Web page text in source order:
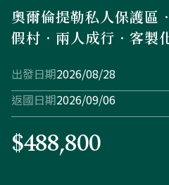
奧爾倫提勒私人保護區
假村．兩人成行．客製
出發日期2026/08/28
返國日期2026/09/06
$488,800